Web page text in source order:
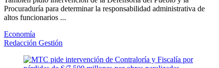
Procuraduría para determinar la responsabilidad administrativa de
altos funcionarios ...
Economía
Redacción Gestión